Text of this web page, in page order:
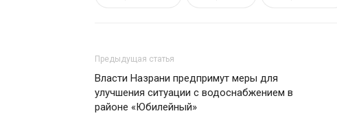
Предыдущая статья
Власти Назрани предпримут меры для
улучшения ситуации с водоснабжением в
районе «Юбилейный»